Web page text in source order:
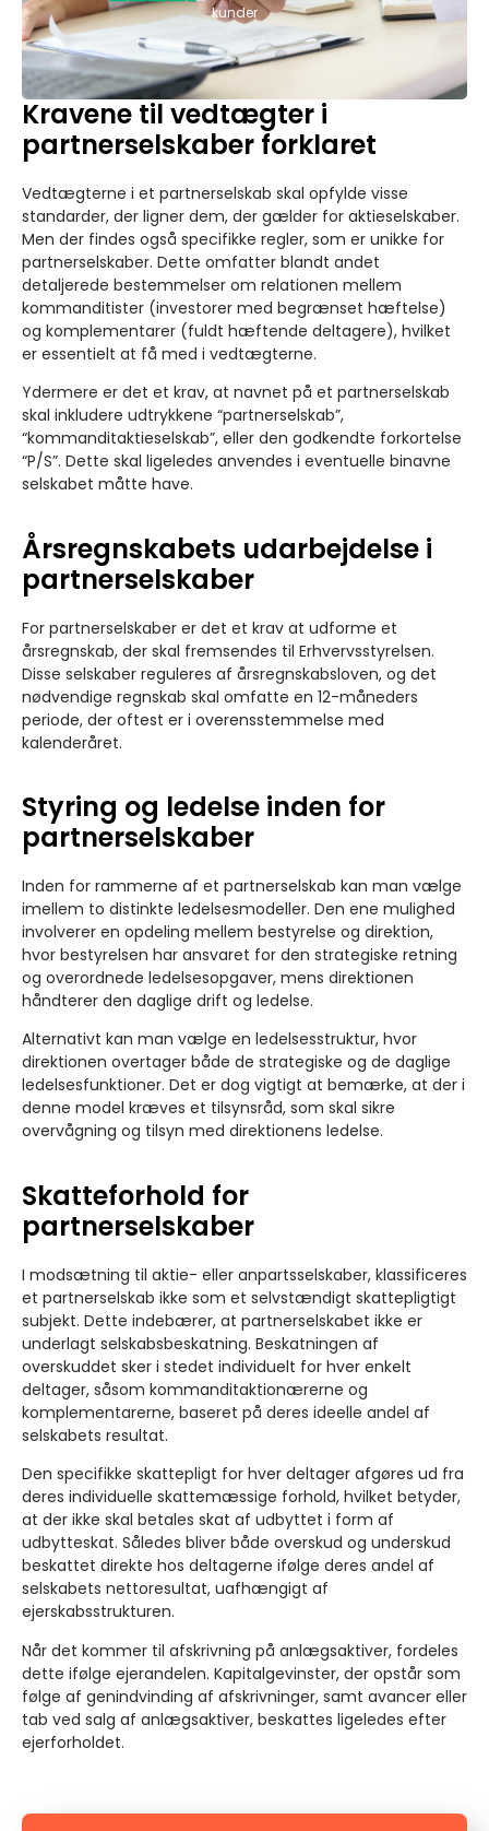
kunder
Kravene til vedtægter i
partnerselskaber forklaret
Vedtægterne i et partnerselskab skal opfylde visse
standarder, der ligner dem, der gælder for aktieselskaber.
Men der findes også specifikke regler, som er unikke for
partnerselskaber. Dette omfatter blandt andet
detaljerede bestemmelser om relationen mellem
kommanditister (investorer med begrænset hæftelse)
og komplementarer (fuldt hæftende deltagere), hvilket
er essentielt at få med i vedtægterne.
Ydermere er det et krav, at navnet på et partnerselskab
skal inkludere udtrykkene “partnerselskab”,
“kommanditaktieselskab”, eller den godkendte forkortelse
“P/S”. Dette skal ligeledes anvendes i eventuelle binavne
selskabet måtte have.
Årsregnskabets udarbejdelse i
partnerselskaber
For partnerselskaber er det et krav at udforme et
årsregnskab, der skal fremsendes til Erhvervsstyrelsen.
Disse selskaber reguleres af årsregnskabsloven, og det
nødvendige regnskab skal omfatte en 12-måneders
periode, der oftest er i overensstemmelse med
kalenderåret.
Styring og ledelse inden for
partnerselskaber
Inden for rammerne af et partnerselskab kan man vælge
imellem to distinkte ledelsesmodeller. Den ene mulighed
involverer en opdeling mellem bestyrelse og direktion,
hvor bestyrelsen har ansvaret for den strategiske retning
og overordnede ledelsesopgaver, mens direktionen
håndterer den daglige drift og ledelse.
Alternativt kan man vælge en ledelsesstruktur, hvor
direktionen overtager både de strategiske og de daglige
ledelsesfunktioner. Det er dog vigtigt at bemærke, at der i
denne model kræves et tilsynsråd, som skal sikre
overvågning og tilsyn med direktionens ledelse.
Skatteforhold for
partnerselskaber
I modsætning til aktie- eller anpartsselskaber, klassificeres
et partnerselskab ikke som et selvstændigt skattepligtigt
subjekt. Dette indebærer, at partnerselskabet ikke er
underlagt selskabsbeskatning. Beskatningen af
overskuddet sker i stedet individuelt for hver enkelt
deltager, såsom kommanditaktionærerne og
komplementarerne, baseret på deres ideelle andel af
selskabets resultat.
Den specifikke skattepligt for hver deltager afgøres ud fra
deres individuelle skattemæssige forhold, hvilket betyder,
at der ikke skal betales skat af udbyttet i form af
udbytteskat. Således bliver både overskud og underskud
beskattet direkte hos deltagerne ifølge deres andel af
selskabets nettoresultat, uafhængigt af
ejerskabsstrukturen.
Når det kommer til afskrivning på anlægsaktiver, fordeles
dette ifølge ejerandelen. Kapitalgevinster, der opstår som
følge af genindvinding af afskrivninger, samt avancer eller
tab ved salg af anlægsaktiver, beskattes ligeledes efter
ejerforholdet.